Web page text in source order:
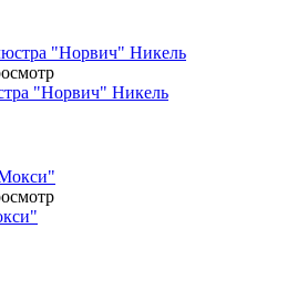
"Норвич" Никель